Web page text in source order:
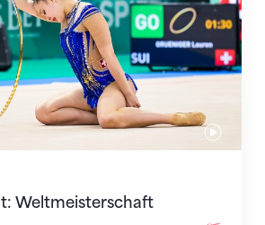
Weltmeisterschaft